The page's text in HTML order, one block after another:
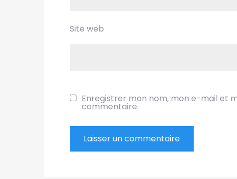
Site web
Enregistrer mon nom, mon e-mail et
commentaire.